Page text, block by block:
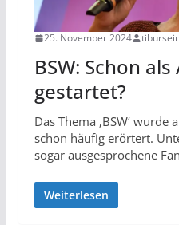
25. November 2024
BSW: Schon
gestartet?
Das Thema ‚BSW‘
schon häufig erörtert.
sogar ausgesprochene
Weiterlesen